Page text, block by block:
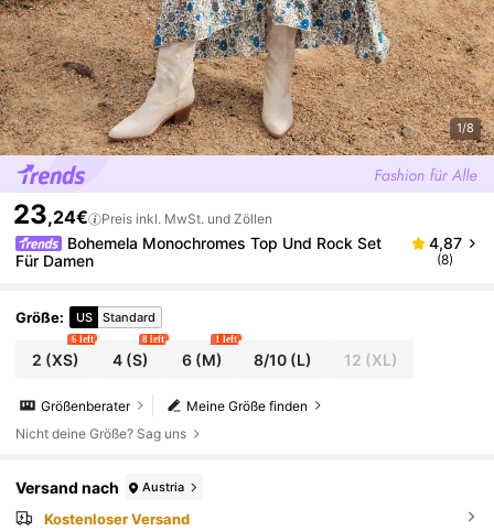
1/8
23,24€ Preis inkl. MwSt. und Zöllen
Bohemela Monochromes Top Und Rock Set
Für Damen
4,87
(8)
Größe: US Standard
2 (XS)
6 left
4(S)
8 left
6(M)
1 left
8/10 (L) 12 (XL)
Meine Größe finden
Größenberater
Nicht deine Größe? Sag uns
Versand nach Austria
Kostenloser Versand